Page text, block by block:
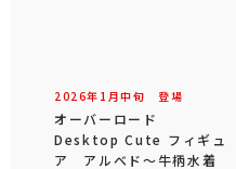
2026年 1 月中旬 登場
オーバーロード
Desktop Cute フィギュ
ア アルベド～牛柄水着